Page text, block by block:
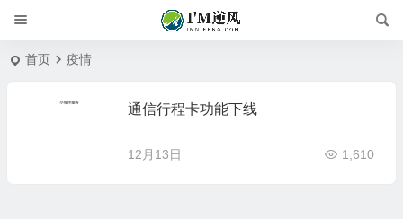
首页 疫情
通信行程卡功能下线
12月13日 1,610